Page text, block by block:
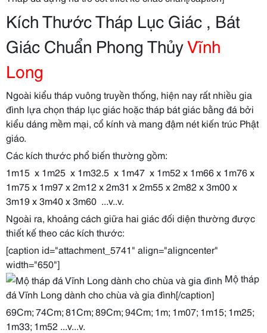
Kích Thước Tháp Lục Giác , Bát
Giác Chuẩn Phong ThủyVĩnh
Long
Ngoài kiểu tháp vuông truyền thống, hiện nay rất nhiều gia
đình lựa chọn tháp lục giác hoặc tháp bát giác bằng đá bởi
kiểu dáng mềm mại, cổ kính và mang đậm nét kiến trúc Phật
giáo.
Các kích thước phổ biến thường gồm:
1m15 x 1m25 x 1m32.5 x 1m47 x 1m52 x 1m66 x 1m76 x
1m75 x 1m97 x 2m12 x 2m31 x 2m55 x 2m82 x 3m00 x
3m19 x 3m40 x 3m60 ...v..v.
Ngoài ra, khoảng cách giữa hai giác đối diện thường được
thiết kế theo các kích thước:
[caption id="attachment_5741" align="aligncenter"
width="650"]
Mộ tháp
đá Vĩnh Long dành cho chùa và gia đình[/caption]
69Cm; 74Cm; 81Cm; 89Cm; 94Cm; 1m; 1m07; 1m15; 1m25;
1m33; 1m52 ...v...v.